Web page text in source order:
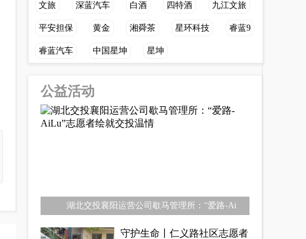
文旅 深蓝汽车 白酒 四特酒 九江文旅
平安担保 黄金 湘舜茶 星环科技 睿蓝9
睿蓝汽车 中国星坤 星坤
公益活动
湖北交投襄阳运营公司歇马管理所：“爱路-Ai
守护生命丨仁义路社区志愿者